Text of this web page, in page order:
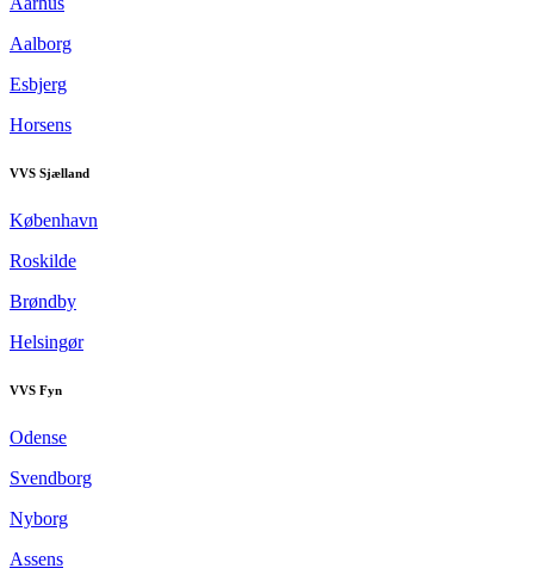
Aalborg
Esbjerg
Horsens
VVS Sjælland
København
Roskilde
Brøndby
Helsingør
VVS Fyn
Odense
Svendborg
Nyborg
Assens